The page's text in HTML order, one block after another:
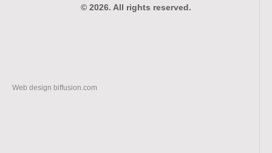
© 2026. All rights reserved.
Web design biffusion.com